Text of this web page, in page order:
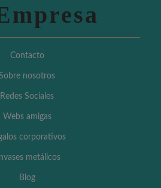
Contacto
nosotros
Redes Sociales
Webs amigas
corporativos
metálicos
Blog